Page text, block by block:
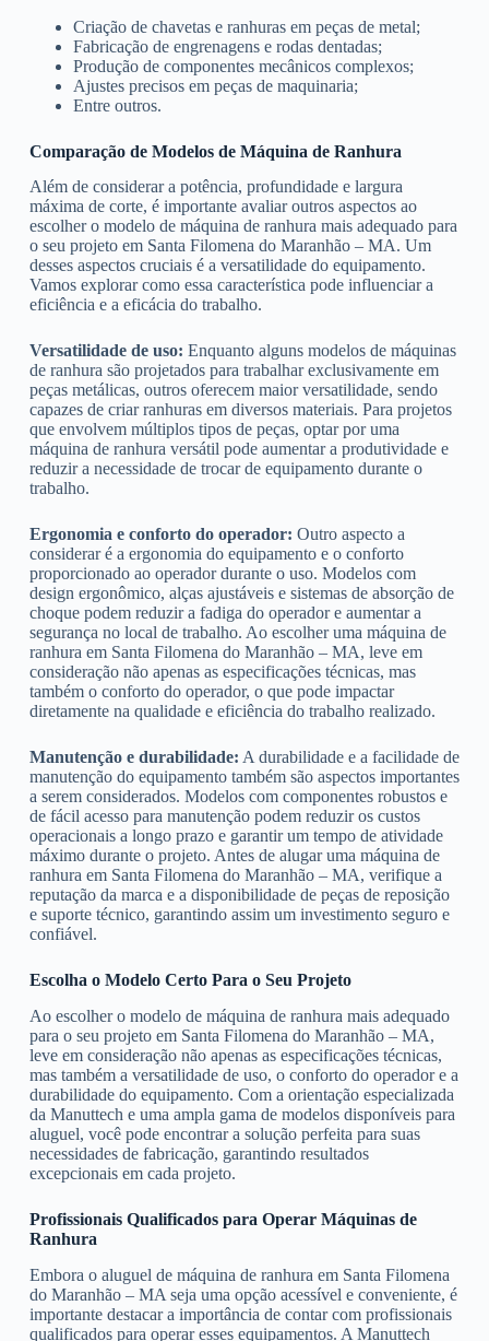
Criação de chavetas e ranhuras em peças de metal;
Fabricação de engrenagens e rodas dentadas;
Produção de componentes mecânicos complexos;
Ajustes precisos em peças de maquinaria;
Entre outros.
Comparação de Modelos de Máquina de Ranhura
Além de considerar a potência, profundidade e largura
máxima de corte, é importante avaliar outros aspectos ao
escolher o modelo de máquina de ranhura mais adequado para
o seu projeto em Santa Filomena do Maranhão – MA. Um
desses aspectos cruciais é a versatilidade do equipamento.
Vamos explorar como essa característica pode influenciar a
eficiência e a eficácia do trabalho.
Versatilidade de uso: Enquanto alguns modelos de máquinas
de ranhura são projetados para trabalhar exclusivamente em
peças metálicas, outros oferecem maior versatilidade, sendo
capazes de criar ranhuras em diversos materiais. Para projetos
que envolvem múltiplos tipos de peças, optar por uma
máquina de ranhura versátil pode aumentar a produtividade e
reduzir a necessidade de trocar de equipamento durante o
trabalho.
Ergonomia e conforto do operador: Outro aspecto a
considerar é a ergonomia do equipamento e o conforto
proporcionado ao operador durante o uso. Modelos com
design ergonômico, alças ajustáveis e sistemas de absorção de
choque podem reduzir a fadiga do operador e aumentar a
segurança no local de trabalho. Ao escolher uma máquina de
ranhura em Santa Filomena do Maranhão – MA, leve em
consideração não apenas as especificações técnicas, mas
também o conforto do operador, o que pode impactar
diretamente na qualidade e eficiência do trabalho realizado.
Manutenção e durabilidade: A durabilidade e a facilidade de
manutenção do equipamento também são aspectos importantes
a serem considerados. Modelos com componentes robustos e
de fácil acesso para manutenção podem reduzir os custos
operacionais a longo prazo e garantir um tempo de atividade
máximo durante o projeto. Antes de alugar uma máquina de
ranhura em Santa Filomena do Maranhão – MA, verifique a
reputação da marca e a disponibilidade de peças de reposição
e suporte técnico, garantindo assim um investimento seguro e
confiável.
Escolha o Modelo Certo Para o Seu Projeto
Ao escolher o modelo de máquina de ranhura mais adequado
para o seu projeto em Santa Filomena do Maranhão – MA,
leve em consideração não apenas as especificações técnicas,
mas também a versatilidade de uso, o conforto do operador e a
durabilidade do equipamento. Com a orientação especializada
da Manuttech e uma ampla gama de modelos disponíveis para
aluguel, você pode encontrar a solução perfeita para suas
necessidades de fabricação, garantindo resultados
excepcionais em cada projeto.
Profissionais Qualificados para Operar Máquinas de
Ranhura
Embora o aluguel de máquina de ranhura em Santa Filomena
do Maranhão – MA seja uma opção acessível e conveniente, é
importante destacar a importância de contar com profissionais
qualificados para operar esses equipamentos. A Manuttech